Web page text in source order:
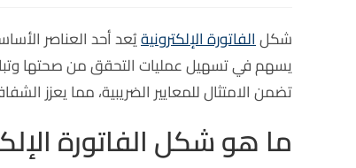
شكلالفاتورة الإلكترونيةيُعد أحد العناصر
يسهم في تسهيل عمليات التحقق من صحتها
تضمن الامتثال للمعايير الضريبية، مما يعزز
ما هو شكل الفاتورة